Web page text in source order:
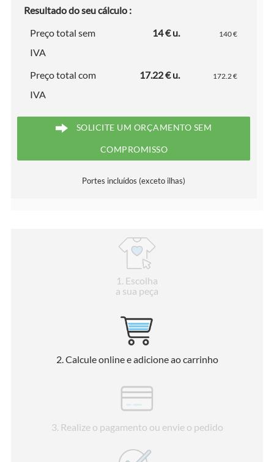
Resultado do seu cálculo :
Preço total sem
IVA
14 € u. 140 €
Preço total com
IVA
17.22 € u. 172.2 €
SOLICITE UM ORÇAMENTO SEM
COMPROMISSO
Portes incluídos (exceto ilhas)
1 . Escolha
a sua peça
2. Calcule online e adicione ao carrinho
3. Realize o pagamento ou envie o pedido